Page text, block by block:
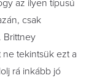
az ilyen típusú
csak
. Brittney
tekintsük ezt a
rá inkább jó